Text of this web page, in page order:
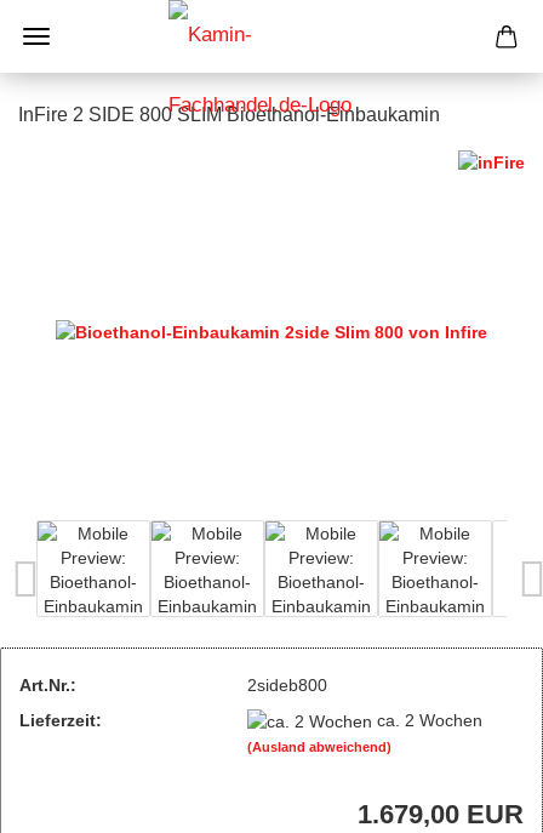
InFire 2 SIDE 800 SLIM Bioethanol-Einbaukamin
Art.Nr.:
2sideb800
Lieferzeit:
ca. 2 Wochen
(Ausland abweichend)
1.679,00 EUR